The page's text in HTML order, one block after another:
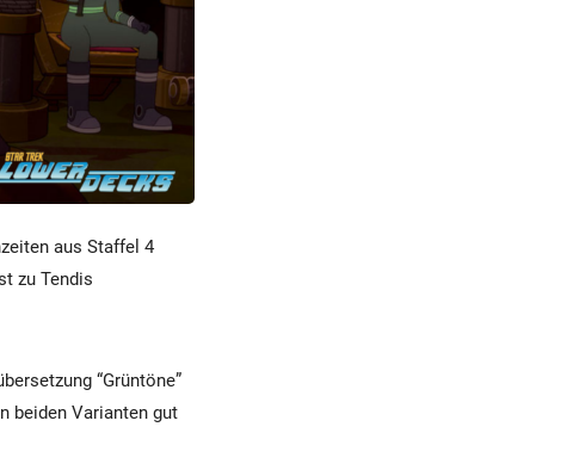
aus Staffel 4
zu Tendis
“Grüntöne”
beiden Varianten gut